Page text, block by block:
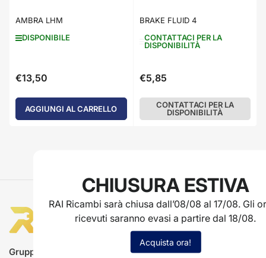
AMBRA LHM
DISPONIBILE
Prezzo
€13,50
AGGIUNGI AL CARRELLO
BRAKE FLUID 4
CONTATTACI PER LA
DISPONIBILITÀ
Prezzo
€5,85
CONTATTACI PER LA
DISPONIBILITÀ
Gruppo Rai ricambi
CHIUSURA ESTIVA
RAI Ricambi sarà chiusa dall’08/08 al 17/08. Gli
ricevuti saranno evasi a partire dal 18/08.
Acquista ora!